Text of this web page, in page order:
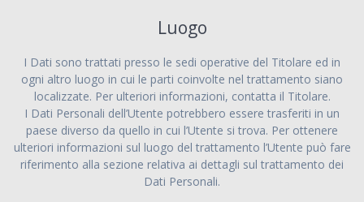
Luogo
I Dati sono trattati presso le sedi operative del Titolare ed in
ogni altro luogo in cui le parti coinvolte nel trattamento siano
localizzate. Per ulteriori informazioni, contatta il Titolare.
I Dati Personali dell’Utente potrebbero essere trasferiti in un
paese diverso da quello in cui l’Utente si trova. Per ottenere
ulteriori informazioni sul luogo del trattamento l’Utente può fare
riferimento alla sezione relativa ai dettagli sul trattamento dei
Dati Personali.